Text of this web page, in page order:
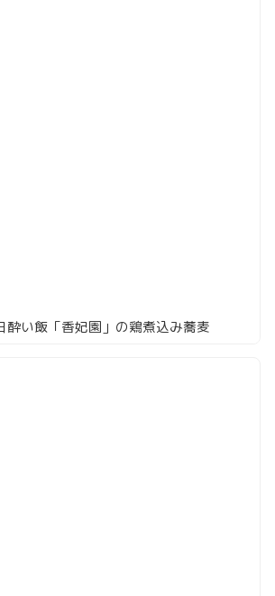
酔い飯「香妃園」の鶏煮込み蕎麦